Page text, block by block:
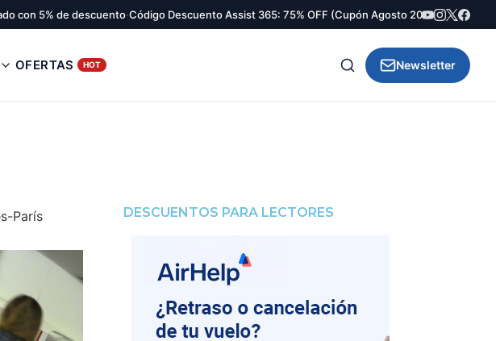
con 5% de descuento·Código Descuento Assist 365: 75% OFF (Cupón Agosto 2026)·Compra
OFERTAS HOT Newsletter
París DESCUENTOS PARA LECTORES